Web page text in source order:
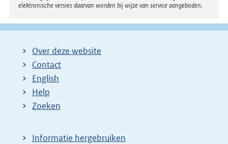
elektronische versies daarvan worden bij wijze van service aangeboden.
Over deze website
Contact
English
Help
Zoeken
Informatie hergebruiken